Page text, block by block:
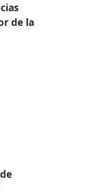
de la